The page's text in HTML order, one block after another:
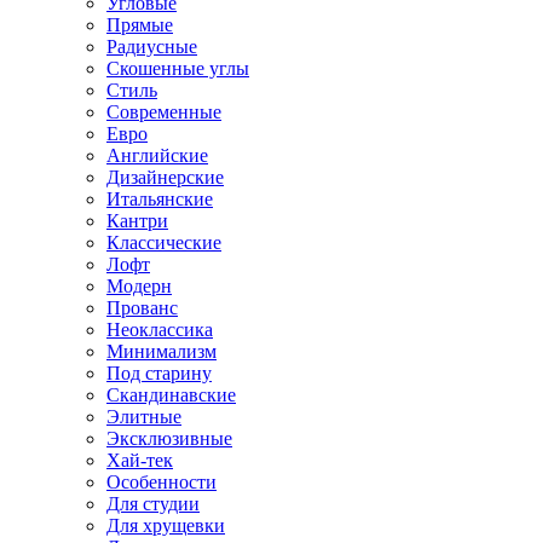
Прямые
Радиусные
Скошенные углы
Стиль
Современные
Евро
Английские
Дизайнерские
Итальянские
Кантри
Классические
Лофт
Модерн
Прованс
Неоклассика
Минимализм
Под старину
Скандинавские
Элитные
Эксклюзивные
Хай-тек
Особенности
Для студии
Для хрущевки